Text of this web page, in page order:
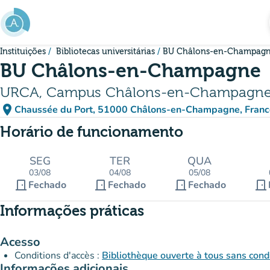
Ir para o conteúdo principal
Instituições Bibliotecas universitárias BU Châlons-en-
BU Châlons-en-Champagne
URCA, Campus Châlons-en-
place Chaussée du Port, 51000 Châlons-en-Champagne,
(abrir no Google Maps)
(novo separador)
Horário de funcionamento
SEG
03/08
door_front Fechado
TER
04/08
door_front Fechado
QUA
05/08
door_front Fechado door_front
Informações práticas
Acesso
Conditions d'accès : Bibliothèque ouverte à tous sans